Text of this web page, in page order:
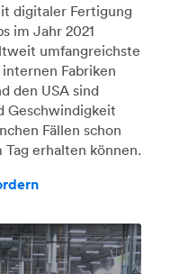
digitaler Fertigung
im Jahr 2021
umfangreichste
Fabriken
den USA sind
Geschwindigkeit
Fällen schon
erhalten können.